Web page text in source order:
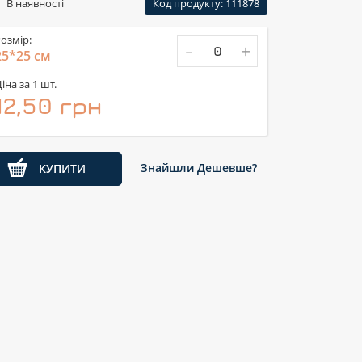
В наявності Код продукту: 111878
см
за 1 шт.
грн
- +
КУПИТИ Знайшли Дешевше?